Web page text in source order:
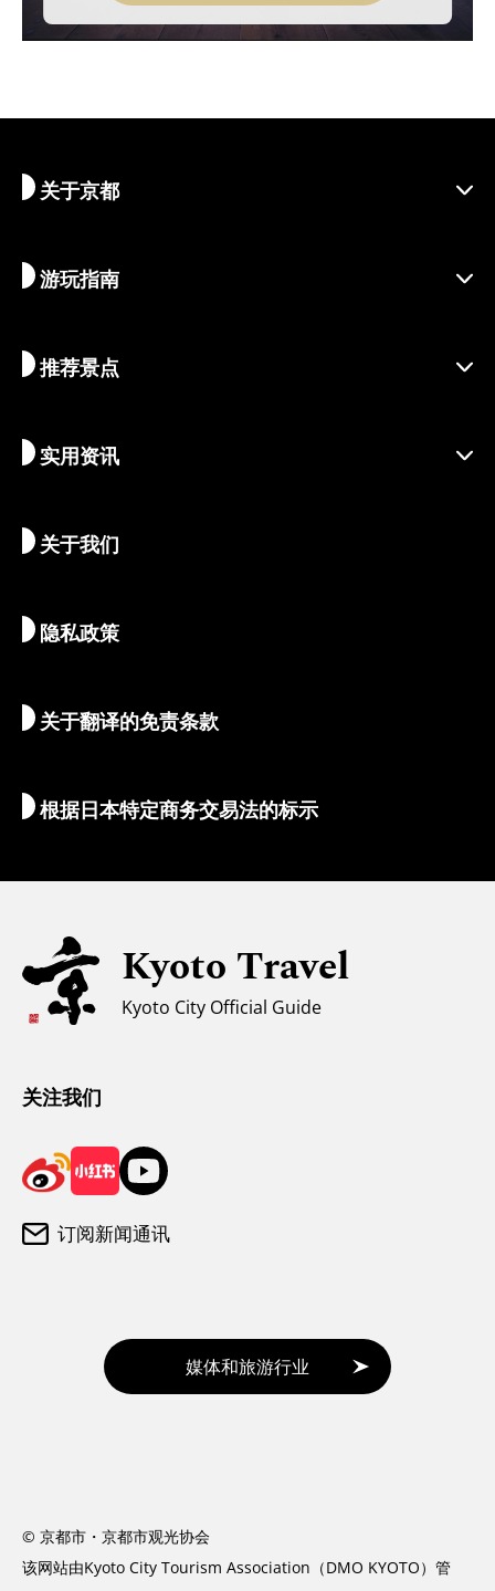
关于京都
探寻京都
季节资讯
可持续旅游
游玩指南
旅行灵感
体验活动
艺术与文化
清晨与夜间观光
住宿推荐
推荐景点
目的地
推荐行程
实用资讯
畅游京都
地图和工具
翻译导游
外币兑换/税金
无障碍旅游
穆斯林友好环境
气候和服装
关于我们
隐私政策
关于翻译的免责条款
根据日本特定商务交易法的标示
Kyoto Travel
Kyoto City Official Guide
关注我们
订阅新闻通讯
媒体和旅游行业
© 京都市・京都市观光协会
该网站由Kyoto City Tourism Association（DMO KYOTO）管